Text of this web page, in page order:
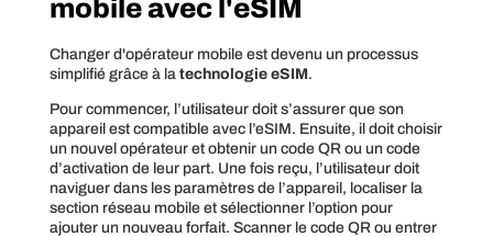
mobile avec l'eSIM
Changer d'opérateur mobile est devenu un processus
simplifié grâce à la technologie eSIM.
Pour commencer, l’utilisateur doit s’assurer que son
appareil est compatible avec l’eSIM. Ensuite, il doit choisir
un nouvel opérateur et obtenir un code QR ou un code
d’activation de leur part. Une fois reçu, l’utilisateur doit
naviguer dans les paramètres de l’appareil, localiser la
section réseau mobile et sélectionner l’option pour
ajouter un nouveau forfait. Scanner le code QR ou entrer